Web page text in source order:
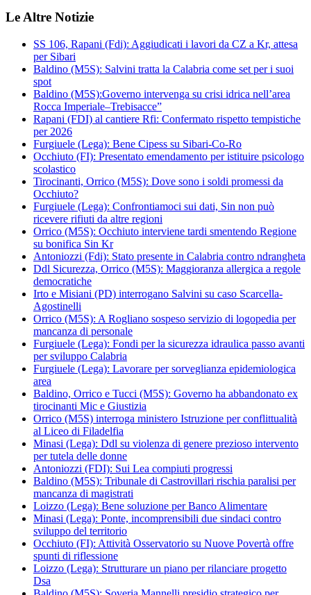
Le Altre Notizie
SS 106, Rapani (Fdi): Aggiudicati i lavori da CZ a Kr, attesa
per Sibari
Baldino (M5S): Salvini tratta la Calabria come set per i suoi
spot
Baldino (M5S):Governo intervenga su crisi idrica nell’area
Rocca Imperiale–Trebisacce”
Rapani (FDI) al cantiere Rfi: Confermato rispetto tempistiche
per 2026
Furgiuele (Lega): Bene Cipess su Sibari-Co-Ro
Occhiuto (FI): Presentato emendamento per istituire psicologo
scolastico
Tirocinanti, Orrico (M5S): Dove sono i soldi promessi da
Occhiuto?
Furgiuele (Lega): Confrontiamoci sui dati, Sin non può
ricevere rifiuti da altre regioni
Orrico (M5S): Occhiuto interviene tardi smentendo Regione
su bonifica Sin Kr
Antoniozzi (Fdi): Stato presente in Calabria contro ndrangheta
Ddl Sicurezza, Orrico (M5S): Maggioranza allergica a regole
democratiche
Irto e Misiani (PD) interrogano Salvini su caso Scarcella-
Agostinelli
Orrico (M5S): A Rogliano sospeso servizio di logopedia per
mancanza di personale
Furgiuele (Lega): Fondi per la sicurezza idraulica passo avanti
per sviluppo Calabria
Furgiuele (Lega): Lavorare per sorveglianza epidemiologica
area
Baldino, Orrico e Tucci (M5S): Governo ha abbandonato ex
tirocinanti Mic e Giustizia
Orrico (M5S) interroga ministero Istruzione per conflittualità
al Liceo di Filadelfia
Minasi (Lega): Ddl su violenza di genere prezioso intervento
per tutela delle donne
Antoniozzi (FDI): Sui Lea compiuti progressi
Baldino (M5S): Tribunale di Castrovillari rischia paralisi per
mancanza di magistrati
Loizzo (Lega): Bene soluzione per Banco Alimentare
Minasi (Lega): Ponte, incomprensibili due sindaci contro
sviluppo del territorio
Occhiuto (FI): Attività Osservatorio su Nuove Povertà offre
spunti di riflessione
Loizzo (Lega): Strutturare un piano per rilanciare progetto
Dsa